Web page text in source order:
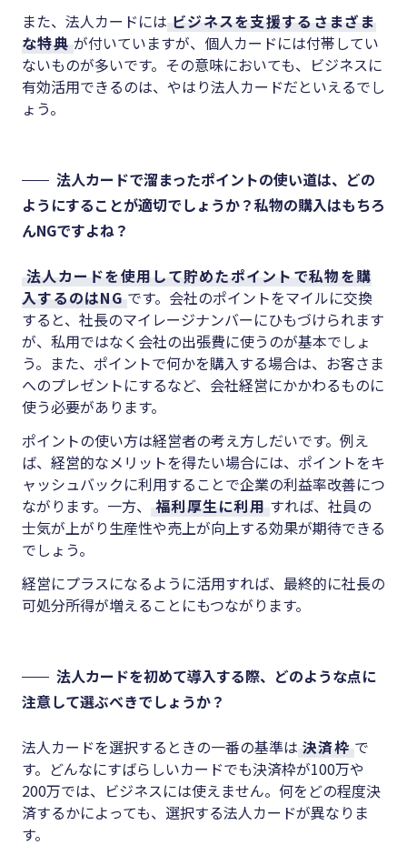
また、法人カードには ビジネスを支援するさまざま
な特典 が付いていますが、個人カードには付帯してい
ないものが多いです。その意味においても、ビジネスに
有効活用できるのは、やはり法人カードだといえるでし
ょう。
法人カードで溜まったポイントの使い道は、どの
ようにすることが適切でしょうか？私物の購入はもちろ
んNGですよね？
法人カードを使用して貯めたポイントで私物を購
入するのはNG です。会社のポイントをマイルに交換
すると、社長のマイレージナンバーにひもづけられます
が、私用ではなく会社の出張費に使うのが基本でしょ
う。また、ポイントで何かを購入する場合は、お客さま
へのプレゼントにするなど、会社経営にかかわるものに
使う必要があります。
ポイントの使い方は経営者の考え方しだいです。例え
ば、経営的なメリットを得たい場合には、ポイントをキ
ャッシュバックに利用することで企業の利益率改善につ
ながります。一方、
福利厚生に利用 すれば、社員の
士気が上がり生産性や売上が向上する効果が期待できる
でしょう。
経営にプラスになるように活用すれば、最終的に社長の
可処分所得が増えることにもつながります。
法人カードを初めて導入する際、どのような点に
注意して選ぶべきでしょうか？
法人カードを選択するときの一番の基準は 決済枠 で
す。どんなにすばらしいカードでも決済枠が100万や
200万では、ビジネスには使えません。何をどの程度決
済するかによっても、選択する法人カードが異なりま
す。